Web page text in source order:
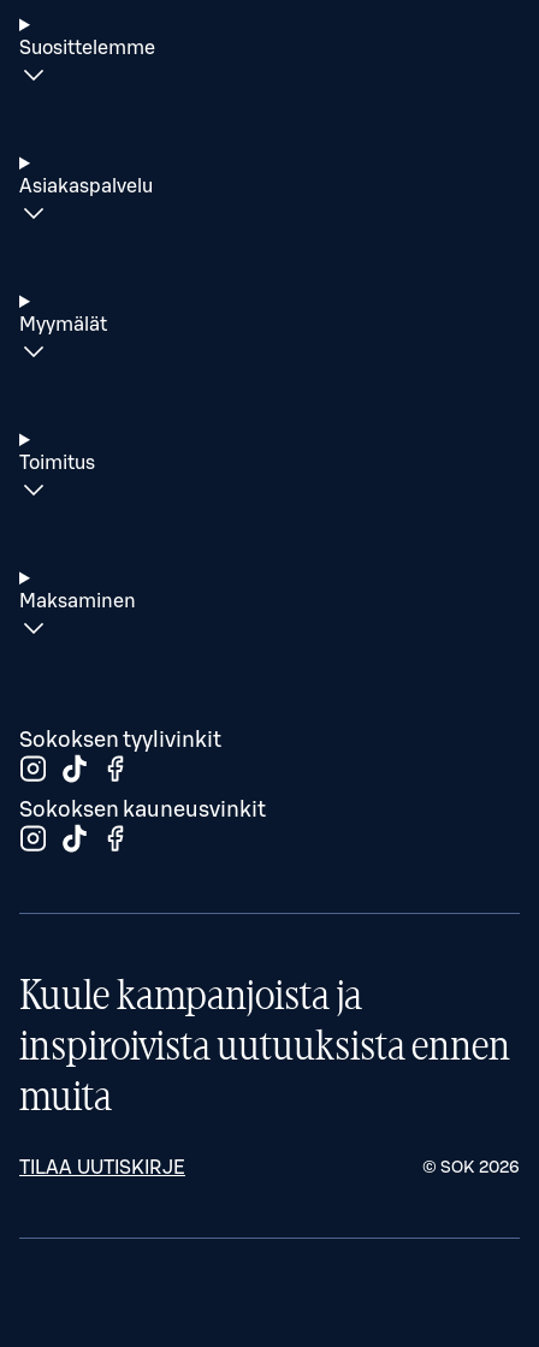
Suosittelemme
Asiakaspalvelu
Myymälät
Toimitus
Maksaminen
Sokoksen tyylivinkit
Sokoksen kauneusvinkit
Kuule kampanjoista ja
inspiroivista uutuuksista ennen
muita
TILAA UUTISKIRJE © SOK 2026